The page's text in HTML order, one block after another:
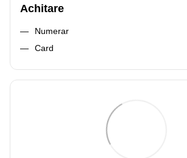
Achitare
Numerar
Card